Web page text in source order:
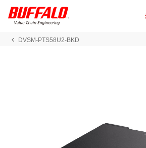
DVSM-PTS58U2-BKD